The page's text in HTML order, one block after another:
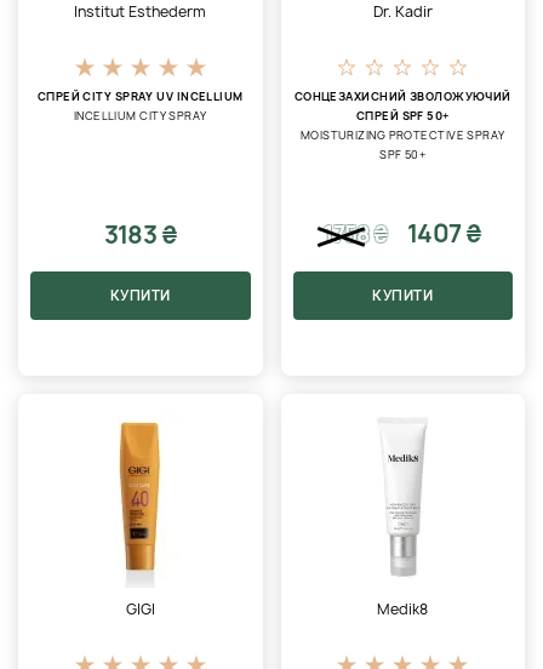
Institut Esthederm
СПРЕЙ CITY SPRAY UV INCELLIUM
INCELLIUM CITY SPRAY
3183 ₴
КУПИТИ
Dr. Kadir
СОНЦЕЗАХИСНИЙ ЗВОЛОЖУЮЧИЙ
СПРЕЙ SPF 50+
MOISTURIZING PROTECTIVE SPRAY
SPF 50+
1758₴ 1407 ₴
КУПИТИ
GIGI Medik8